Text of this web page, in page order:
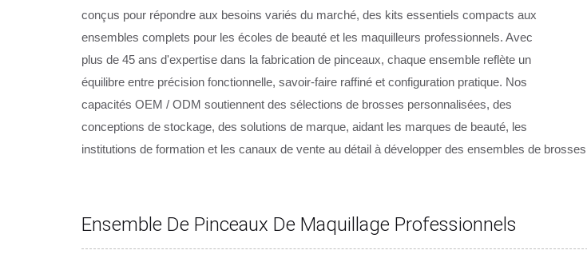
conçus pour répondre aux besoins variés du marché, des kits essentiels compacts aux
ensembles complets pour les écoles de beauté et les maquilleurs professionnels. Avec
plus de 45 ans d'expertise dans la fabrication de pinceaux, chaque ensemble reflète un
équilibre entre précision fonctionnelle, savoir-faire raffiné et configuration pratique. Nos
capacités OEM / ODM soutiennent des sélections de brosses personnalisées, des
conceptions de stockage, des solutions de marque, aidant les marques de beauté, les
institutions de formation et les canaux de vente au détail à développer des ensembles de
Ensemble De Pinceaux De Maquillage Professionnels